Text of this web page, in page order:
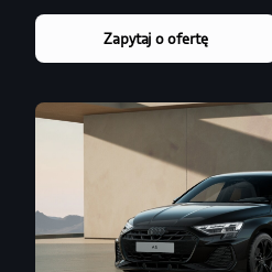
Zapytaj o ofertę